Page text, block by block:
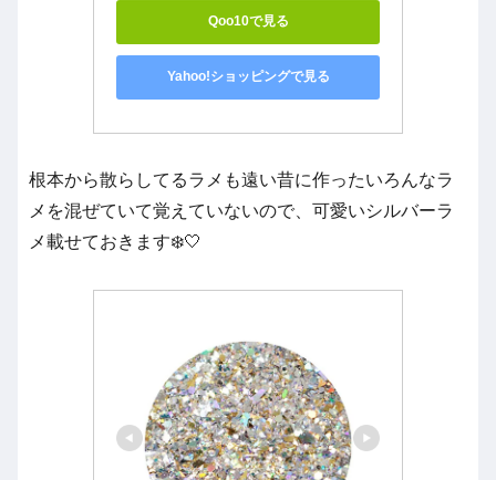
Qoo10で見る
Yahoo!ショッピングで見る
根本から散らしてるラメも遠い昔に作ったいろんなラ
メを混ぜていて覚えていないので、可愛いシルバーラ
メ載せておきます❄️🤍